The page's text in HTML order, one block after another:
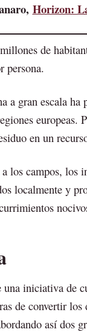
Horizon:
de
persona.
a gran escala
en un
los campos, los
localmente y
iniciativa de
de convertir
así dos